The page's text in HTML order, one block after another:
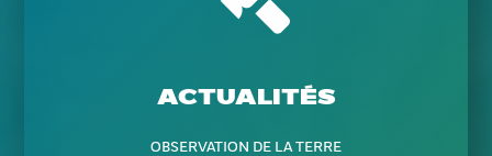
ACTUALITÉS
OBSERVATION DE LA TERRE